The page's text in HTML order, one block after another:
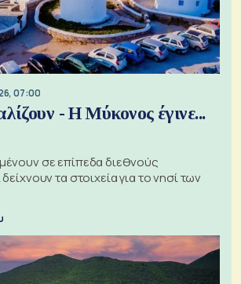
07:00
- Η Μύκονος έγινε...
σε επίπεδα διεθνούς
τα στοιχεία για το νησί των